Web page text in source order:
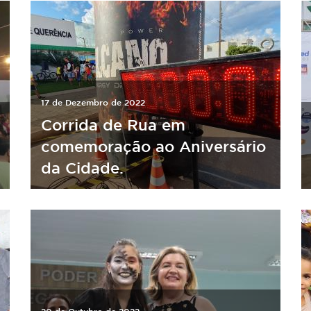
17 de Dezembro de 2022
Corrida de Rua em
comemoração ao Aniversário
da Cidade.